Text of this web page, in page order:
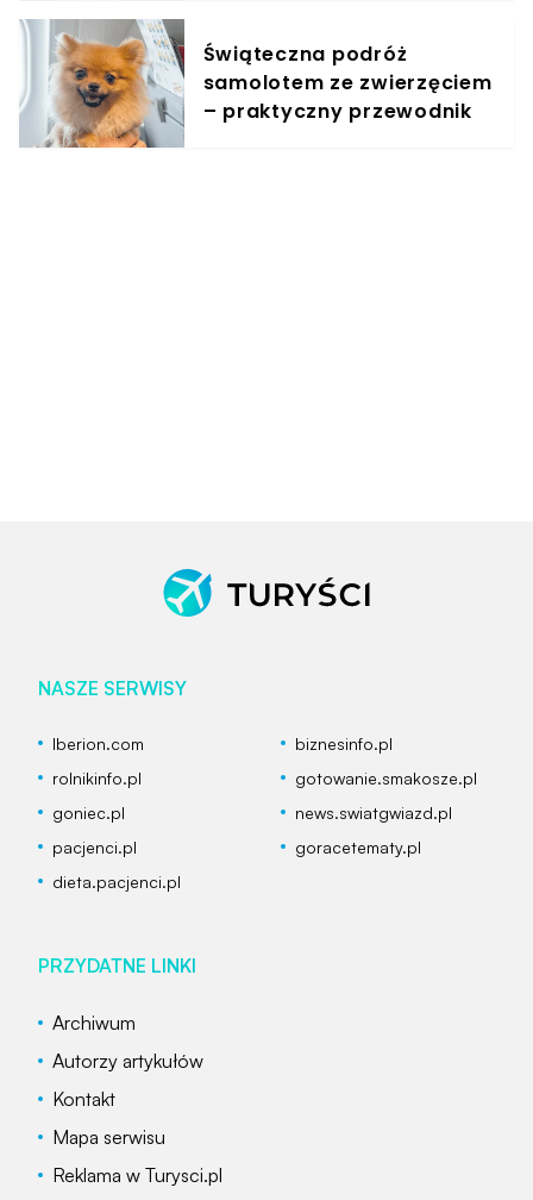
Świąteczna podróż
samolotem ze zwierzęciem
– praktyczny przewodnik
NASZE SERWISY
Iberion.com
biznesinfo.pl
rolnikinfo.pl
gotowanie.smakosze.pl
goniec.pl
news.swiatgwiazd.pl
pacjenci.pl
goracetematy.pl
dieta.pacjenci.pl
PRZYDATNE LINKI
Archiwum
Autorzy artykułów
Kontakt
Mapa serwisu
Reklama w Turysci.pl